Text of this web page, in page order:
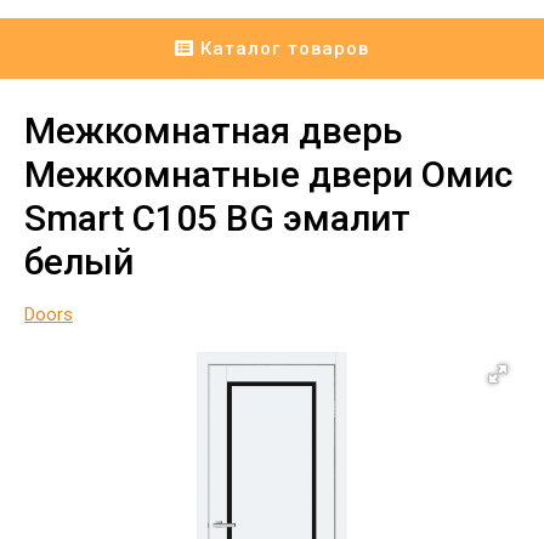
Каталог товаров
Межкомнатная дверь
Межкомнатные двери Омис
Smart С105 BG эмалит
белый
Doors